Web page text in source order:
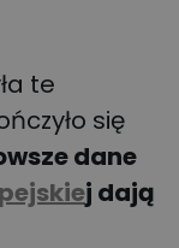
te
się
dane
j dają